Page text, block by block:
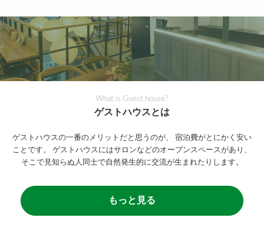
What is Guest house?
ゲストハウスとは
ゲストハウスの一番のメリットだと思うのが、
宿泊費がとにかく安い
ことです。
ゲストハウスにはサロンなどのオープンスペースがあり、
そこで見知らぬ人同士で自然発生的に交流が生まれたりします。
もっと見る